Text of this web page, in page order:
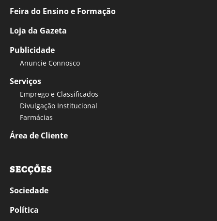
Feira do Ensino e Formação
Loja da Gazeta
Publicidade
Anuncie Connosco
Serviços
Emprego e Classificados
Divulgação Institucional
Farmácias
Área de Cliente
SECÇÕES
Sociedade
Política